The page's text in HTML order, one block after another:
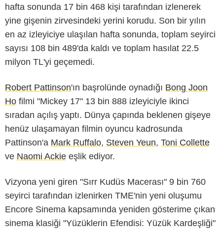
hafta sonunda 17 bin 468 kişi tarafından izlenerek
yine gişenin zirvesindeki yerini korudu. Son bir yılın
en az izleyiciye ulaşılan hafta sonunda, toplam seyirci
sayısı 108 bin 489'da kaldı ve toplam hasılat 22.5
milyon TL'yi geçemedi.
Robert Pattinson'ın başrolünde oynadığı Bong Joon
Ho filmi "Mickey 17" 13 bin 888 izleyiciyle ikinci
sıradan açılış yaptı. Dünya çapında beklenen gişeye
henüz ulaşamayan filmin oyuncu kadrosunda
Pattinson'a Mark Ruffalo, Steven Yeun, Toni Collette
ve Naomi Ackie eşlik ediyor.
Vizyona yeni giren "Sırr Kudüs Macerası" 9 bin 760
seyirci tarafından izlenirken TME'nin yeni oluşumu
Encore Sinema kapsamında yeniden gösterime çıkan
sinema klasiği "Yüzüklerin Efendisi: Yüzük Kardeşliği"